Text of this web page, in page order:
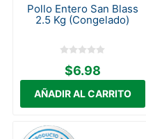
Pollo Entero San Blass
2.5 Kg (Congelado)
$6.98